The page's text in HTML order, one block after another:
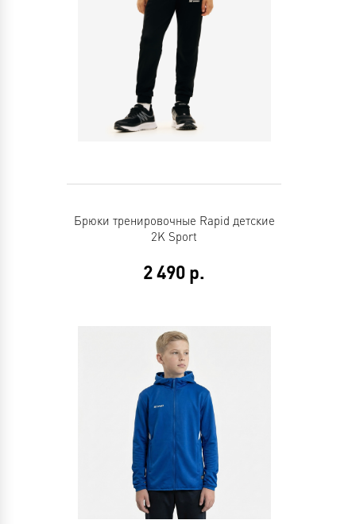
Брюки тренировочные Rapid детские
2K Sport
2 490 р.